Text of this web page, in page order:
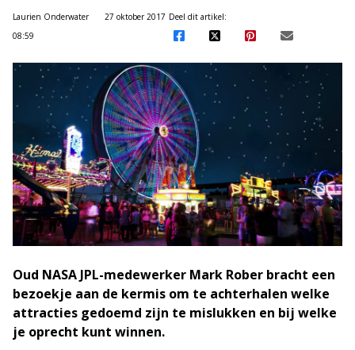
Laurien Onderwater
27 oktober 2017
08:59
Deel dit artikel:
Oud NASA JPL-medewerker Mark Rober bracht een
bezoekje aan de kermis om te achterhalen welke
attracties gedoemd zijn te mislukken en bij welke
je oprecht kunt winnen.